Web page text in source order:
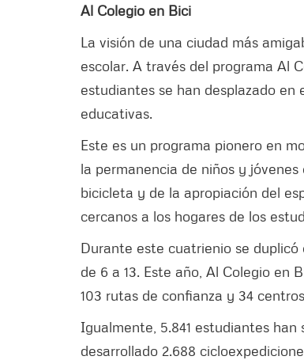
Al Colegio en Bici
La visión de una ciudad más
escolar. A través del programa Al
estudiantes se han desplazado
educativas.
Este es un programa pionero en
la permanencia de niños y
bicicleta y de la apropiación del
cercanos a los hogares de los
Durante este cuatrienio se
de 6 a 13. Este año, Al Colegio en
103 rutas de confianza y 34
Igualmente, 5.841 estudiantes
desarrollado 2.688